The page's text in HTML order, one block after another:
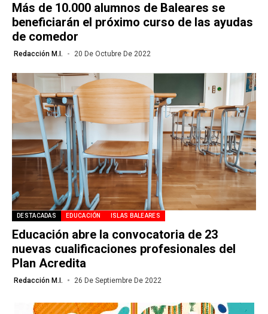
Más de 10.000 alumnos de Baleares se
beneficiarán el próximo curso de las ayudas
de comedor
Redacción M.I. 20 De Octubre De 2022
DESTACADAS EDUCACIÓN ISLAS BALEARES
Educación abre la convocatoria de 23
nuevas cualificaciones profesionales del
Plan Acredita
Redacción M.I. 26 De Septiembre De 2022